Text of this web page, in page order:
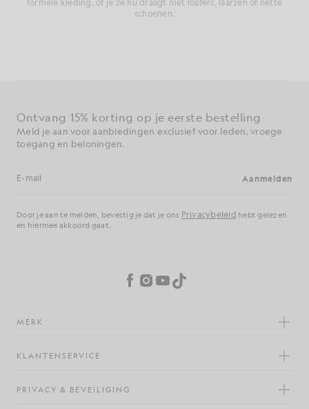
formele kleding, of je ze nu draagt met loafers, laarzen of nette
schoenen.
Ontvang 15% korting op je eerste bestelling
Meld je aan voor aanbiedingen exclusief voor leden, vroege
toegang en beloningen.
E-mailadres Aanmelden
Door je aan te melden, bevestig je dat je ons Privacybeleid hebt gelezen
en hiermee akkoord gaat.
Facebook
Instagram
YouTube
TikTok
MERK
KLANTENSERVICE
PRIVACY & BEVEILIGING